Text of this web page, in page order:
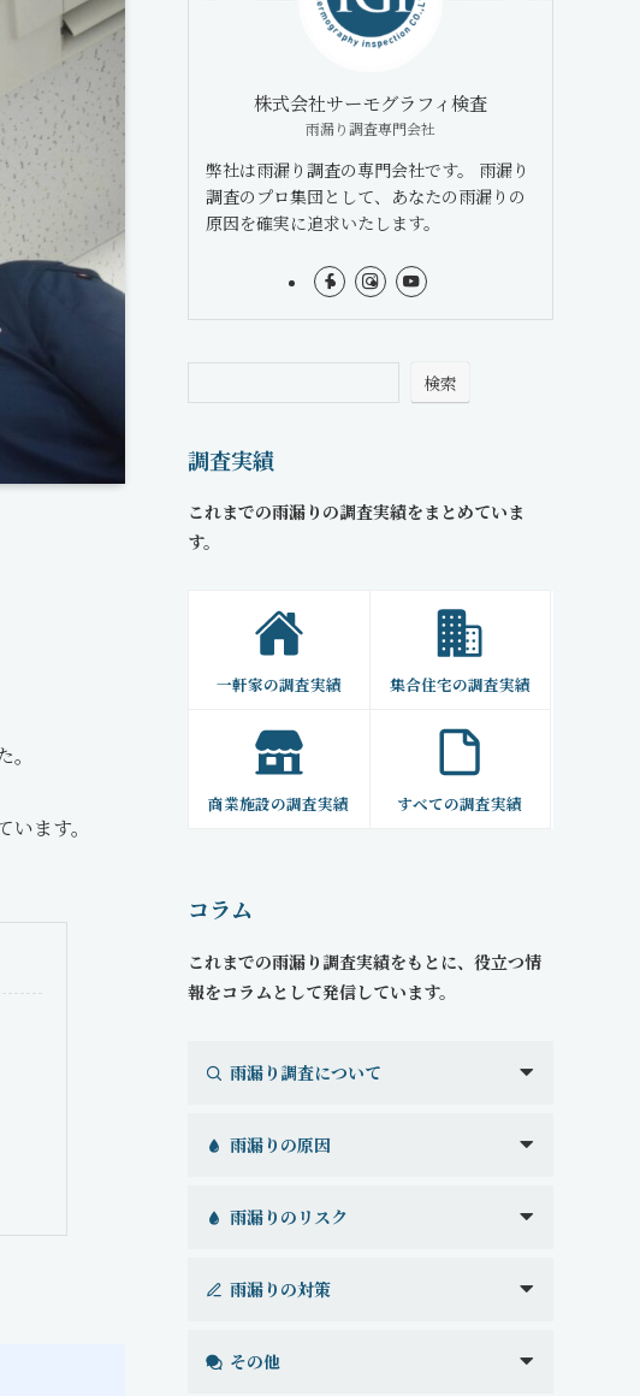
ます。
株式会社サーモグラフィ検査
雨漏り調査専門会社
弊社は雨漏り調査の専門会社です。 雨漏り
調査のプロ集団として、あなたの雨漏りの
原因を確実に追求いたします。
検索
調査実績
これまでの雨漏りの調査実績をまとめていま
す。
一軒家の調査実績 集合住宅の調査実績
商業施設の調査実績 すべての調査実績
コラム
これまでの雨漏り調査実績をもとに、役立つ情
報をコラムとして発信しています。
雨漏り調査について
雨漏りの原因
雨漏りのリスク
雨漏りの対策
その他